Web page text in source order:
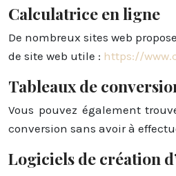
Calculatrice en ligne
De nombreux sites web
de site web utile : https://
Tableaux de
Vous pouvez également
conversion sans avoir à
Logiciels de création